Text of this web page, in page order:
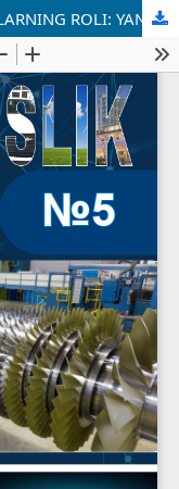
GLOBAL BIZNESDA INNOVATSIYALARNING ROLI: YANGI TEXNOLOGIYALARNI JORIY ETISHGA STRATEGIK YONDASHUVLAR